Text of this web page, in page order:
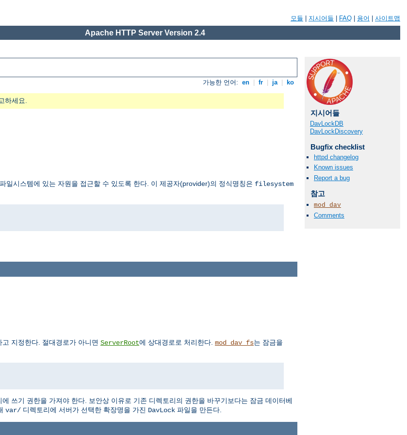
모듈 지시어들 FAQ 용어 사이트맵
Apache HTTP Server Version 2.4
가능한 언어: en fr ja ko
하세요.
일시스템에 있는 자원을 접근할 수 있도록 한다. 이 제공자(provider)의 정식명칭은 filesystem
지시어들
DavLockDB
DavLockDiscovery
Bugfix checklist
httpd changelog
Known issues
Report a bug
참고
mod_dav
Comments
지정한다. 절대경로가 아니면 ServerRoot에 상대경로로 처리한다. mod_dav_fs는 잠금을
쓰기 권한을 가져야 한다. 보안상 이유로 기존 디렉토리의 권한을 바꾸기보다는 잠금 데이터베
var/ 디렉토리에 서버가 선택한 확장명을 가진 DavLock 파일을 만든다.